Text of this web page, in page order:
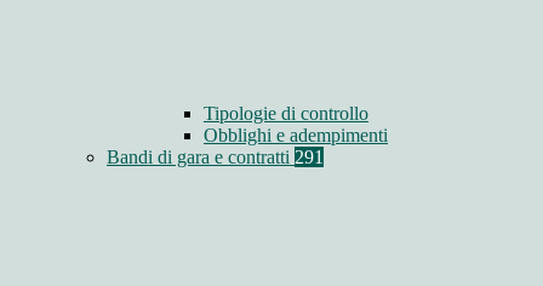
Tipologie di controllo
Obblighi e adempimenti
Bandi di gara e contratti 291